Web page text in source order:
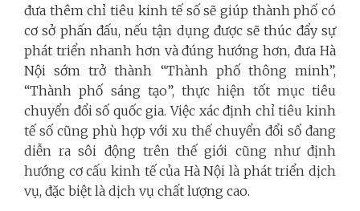
đưa thêm chỉ tiêu kinh tế số sẽ giúp thành phố có
cơ sở phấn đấu, nếu tận dụng được sẽ thúc đẩy sự
phát triển nhanh hơn và đúng hướng hơn, đưa Hà
Nội sớm trở thành “Thành phố thông minh”,
“Thành phố sáng tạo”, thực hiện tốt mục tiêu
chuyển đổi số quốc gia. Việc xác định chỉ tiêu kinh
tế số cũng phù hợp với xu thế chuyển đổi số đang
diễn ra sôi động trên thế giới cũng như định
hướng cơ cấu kinh tế của Hà Nội là phát triển dịch
vụ, đặc biệt là dịch vụ chất lượng cao.